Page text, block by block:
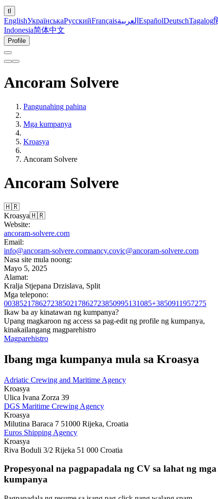
tl
EnglishУкраїнськаРусскийFrançaisالعربية EspañolDeutschTagalog
Indonesia简体中文
Profile
Ancoram Solvere
Pangunahing pahina
Mga kumpanya
Kroasya
Ancoram Solvere
Ancoram Solvere
🇭🇷
Kroasya🇭🇷
Website:
ancoram-solvere.com
Email:
info@ancoram-solvere.comnancy.covic@ancoram-solvere.com
Nasa site mula noong:
Mayo 5, 2025
Alamat:
Kralja Stjepana Drzislava, Split
Mga telepono:
00385217862723850217862723850995131085+3850911957275
Ikaw ba ay kinatawan ng kumpanya?
Upang magkaroon ng access sa pag-edit ng profile ng kumpanya,
kinakailangang magparehistro
Magparehistro
Ibang mga kumpanya mula sa Kroasya
Adriatic Crewing and Maritime Agency
Kroasya
Ulica Ivana Zorza 39
DGS Maritime Crewing Agency
Kroasya
Milutina Baraсa 7 51000 Rijeka, Croatia
Euros Shipping Agency
Kroasya
Riva Boduli 3/2 Rijeka 51 000 Croatia
Propesyonal na pagpapadala ng CV sa lahat ng mga
kumpanya